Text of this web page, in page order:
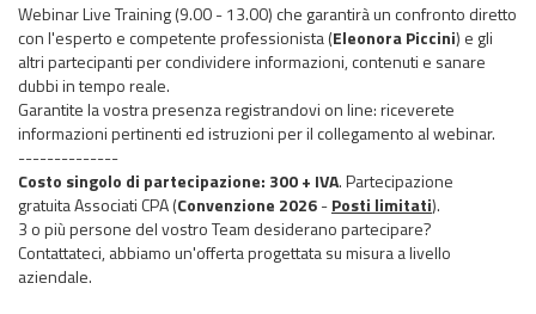
Webinar Live Training (9.00 - 13.00) che garantirà un confronto diretto
con l'esperto e competente professionista (Eleonora Piccini) e gli
altri partecipanti per condividere informazioni, contenuti e sanare
dubbi in tempo reale.
Garantite la vostra presenza registrandovi on line: riceverete
informazioni pertinenti ed istruzioni per il collegamento al webinar.
--------------
Costo singolo di partecipazione: 300 + IVA.Partecipazione
gratuita Associati CPA (Convenzione 2026-Posti limitati).
3 o più persone del vostro Team desiderano partecipare?
Contattateci, abbiamo un'offerta progettata su misura a livello
aziendale.